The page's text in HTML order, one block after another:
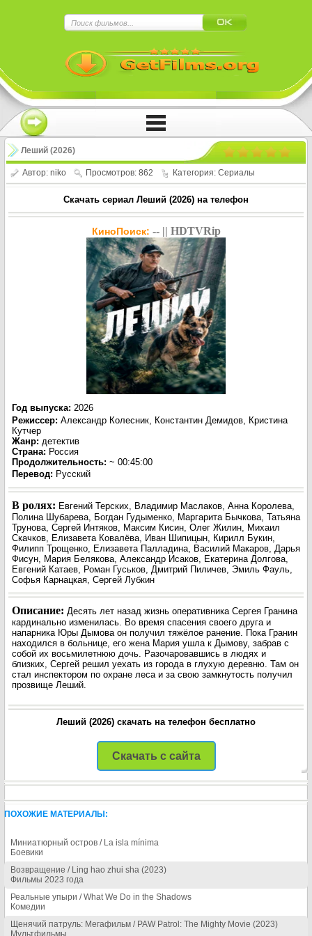
Леший (2026)
Автор: niko Просмотров: 862 Категория: Сериалы
Скачать сериал Леший (2026) на телефон
КиноПоиск: -- || HDTVRip
Год выпуска: 2026
Режиссер: Александр Колесник, Константин Демидов, Кристина
Кутчер
Жанр: детектив
Страна: Россия
Продолжительность: ~ 00:45:00
Перевод: Русский
В ролях: Евгений Терских, Владимир Маслаков, Анна Королева,
Полина Шубарева, Богдан Гудыменко, Маргарита Бычкова, Татьяна
Трунова, Сергей Интяков, Максим Кисин, Олег Жилин, Михаил
Скачков, Елизавета Ковалёва, Иван Шипицын, Кирилл Букин,
Филипп Трощенко, Елизавета Палладина, Василий Макаров, Дарья
Фисун, Мария Белякова, Александр Исаков, Екатерина Долгова,
Евгений Катаев, Роман Гуськов, Дмитрий Пиличев, Эмиль Фауль,
Софья Карнацкая, Сергей Лубкин
Описание: Десять лет назад жизнь оперативника Сергея Гранина
кардинально изменилась. Во время спасения своего друга и
напарника Юры Дымова он получил тяжёлое ранение. Пока Гранин
находился в больнице, его жена Мария ушла к Дымову, забрав с
собой их восьмилетнюю дочь. Разочаровавшись в людях и
близких, Сергей решил уехать из города в глухую деревню. Там он
стал инспектором по охране леса и за свою замкнутость получил
прозвище Леший.
Леший (2026) скачать на телефон бесплатно
Нажмите на
!!!Если Вы с телефона сперва нажмите на
троеточие в правом верхнем углу!!!
Скачать с сайта
ПОХОЖИЕ МАТЕРИАЛЫ:
Миниатюрный остров / La isla mínima
Боевики
Возвращение / Ling hao zhui sha (2023)
Фильмы 2023 года
Реальные упыри / What We Do in the Shadows
Комедии
Щенячий патруль: Мегафильм / PAW Patrol: The Mighty Movie (2023)
Мультфильмы